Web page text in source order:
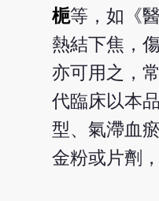
梔等，如《
熱結下焦，
亦可用之，
代臨床以本
型、氣滯血
金粉或片劑